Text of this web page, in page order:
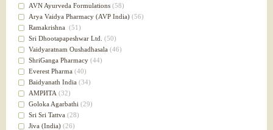
При диабете(38)
Антиоксидант(37)
Для Капха(Кафа) доши
От паразитов(37)
При расстройстве желудка (36)
Успокоительное(36)
Для глаз(34)
от геморроя(34)
Противовоспалительное
Для Питта доши(32)
Для сердца(32)
Для сосудов головного мозга
AVN Ayurveda Formulations (58)
Arya Vaidya Pharmacy (AVP India) (56)
Ramakrishna (51)
Sri Dhootapapeshwar Ltd. (50)
Vaidyaratnam Oushadhasala (46)
ShriGanga Pharmacy (44)
Everest Pharma (40)
Baidyanath India (34)
АМРИТА (32)
Goloka Agarbathi (29)
Sri Sri Tattva (28)
Jiva (India) (26)